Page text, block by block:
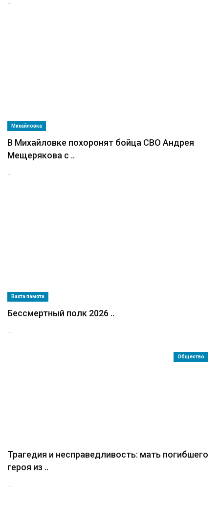
...
Михайловка
В Михайловке похоронят бойца СВО Андрея
Мещерякова с ..
...
Вахта памяти
Бессмертный полк 2026 ..
...
Общество
Трагедия и несправедливость: мать погибшего
героя из ..
...